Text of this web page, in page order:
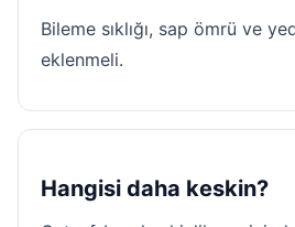
Bileme sıklığı, sap ömrü ve
eklenmeli.
Hangisi daha keskin?